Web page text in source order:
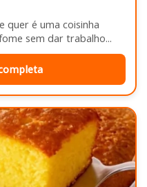
quer é uma coisinha
sem dar trabalho...